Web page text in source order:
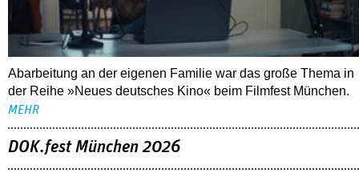
Abarbeitung an der eigenen Familie war das große Thema in
der Reihe »Neues deutsches Kino« beim Filmfest München.
MEHR
DOK.fest München 2026